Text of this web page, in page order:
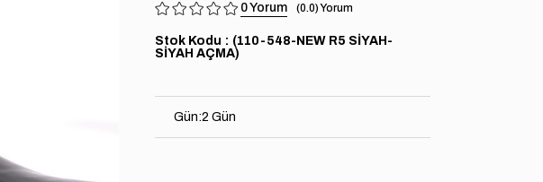
0 0.0
Stok Kodu
(110-548-NEW R5 SİYAH-
SİYAH AÇMA)
Gün:2 Gün